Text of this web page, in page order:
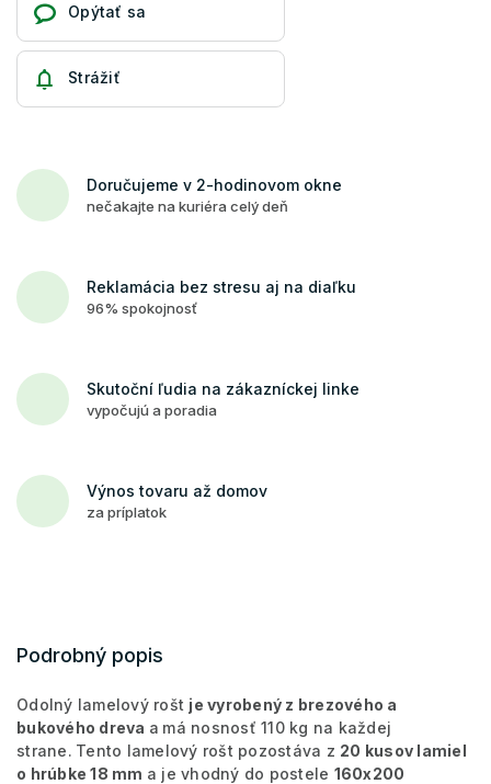
Opýtať sa
Strážiť
Doručujeme v 2-hodinovom okne
nečakajte na kuriéra celý deň
Reklamácia bez stresu aj na diaľku
96% spokojnosť
Skutoční ľudia na zákazníckej linke
vypočujú a poradia
Výnos tovaru až domov
za príplatok
Podrobný popis
Odolný lamelový rošt je vyrobený z brezového a
bukového dreva a má nosnosť 110 kg na každej
strane. Tento lamelový rošt pozostáva z 20 kusov lamiel
o hrúbke 18 mm a je vhodný do postele 160x200